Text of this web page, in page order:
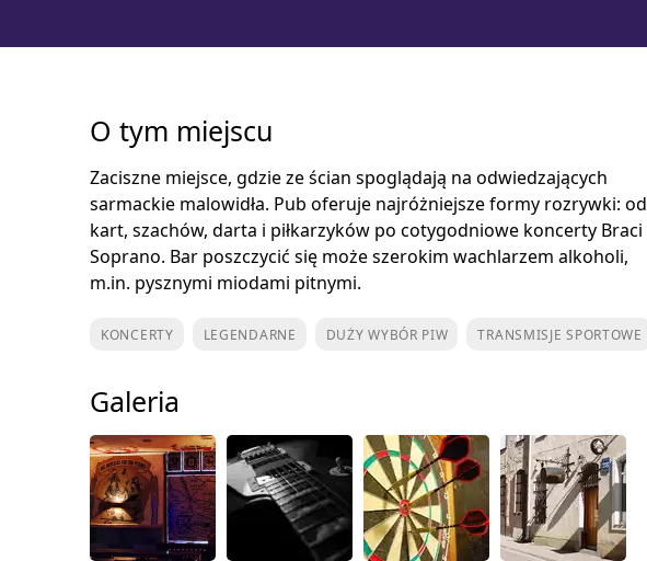
O tym miejscu
Zaciszne miejsce, gdzie ze ścian spoglądają na odwiedzających
sarmackie malowidła. Pub oferuje najróżniejsze formy rozrywki: od
kart, szachów, darta i piłkarzyków po cotygodniowe koncerty Braci
Soprano. Bar poszczycić się może szerokim wachlarzem alkoholi,
m.in. pysznymi miodami pitnymi.
KONCERTY LEGENDARNE DUŻY WYBÓR PIW TRANSMISJE SPORTOWE
Galeria